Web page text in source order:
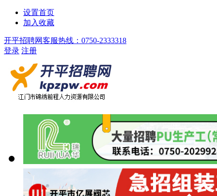
设置首页
加入收藏
开平招聘网客服热线：0750-2333318
登录 注册